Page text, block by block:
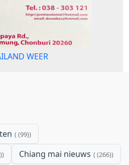
WEER
(99)
Chiang mai nieuws (266)